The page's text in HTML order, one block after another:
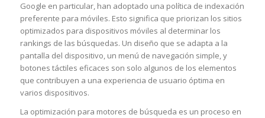
Google en particular, han adoptado una política de indexación
preferente para móviles. Esto significa que priorizan los sitios
optimizados para dispositivos móviles al determinar los
rankings de las búsquedas. Un diseño que se adapta a la
pantalla del dispositivo, un menú de navegación simple, y
botones táctiles eficaces son solo algunos de los elementos
que contribuyen a una experiencia de usuario óptima en
varios dispositivos.
La optimización para motores de búsqueda es un proceso en